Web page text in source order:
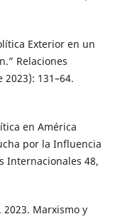
Exterior en un
Relaciones
131–64.
en América
por la Influencia
Internacionales 48,
2023. Marxismo y